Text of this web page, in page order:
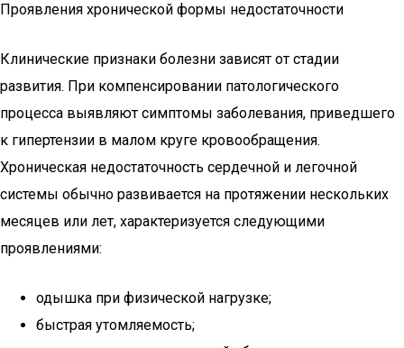
Проявления хронической формы недостаточности
Клинические признаки болезни зависят от стадии
развития. При компенсировании патологического
процесса выявляют симптомы заболевания, приведшего
к гипертензии в малом круге кровообращения.
Хроническая недостаточность сердечной и легочной
системы обычно развивается на протяжении нескольких
месяцев или лет, характеризуется следующими
проявлениями:
одышка при физической нагрузке;
быстрая утомляемость;